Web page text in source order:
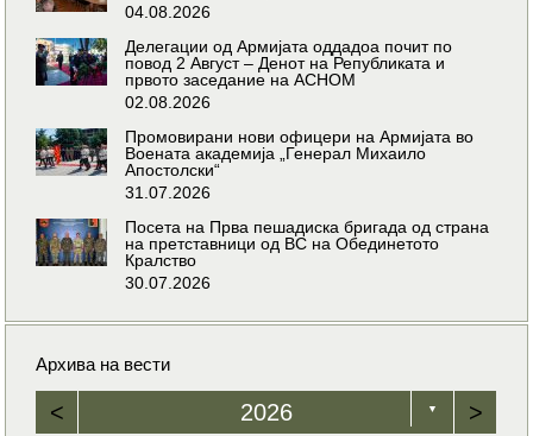
04.08.2026
Делегации од Армијата оддадоа почит по
повод 2 Август – Денот на Републиката и
првото заседание на АСНОМ
02.08.2026
Промовирани нови офицери на Армијата во
Воената академија „Генерал Михаило
Апостолски“
31.07.2026
Посета на Прва пешадиска бригада од страна
на претставници од ВС на Обединетото
Кралство
30.07.2026
Архива на вести
< 2026 ▼ >